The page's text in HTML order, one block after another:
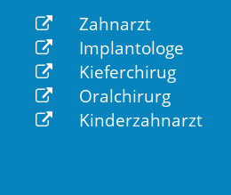
Zahnarzt
Implantologe
Kieferchirug
Oralchirurg
Kinderzahnarzt